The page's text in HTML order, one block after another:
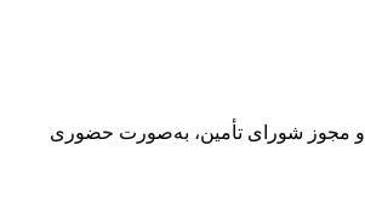
به دستورالعمل وزارتی و مجوز شورای تأمین، به‌صورت حضوری